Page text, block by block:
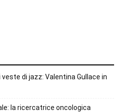
di jazz: Valentina Gullace in
la ricercatrice oncologica